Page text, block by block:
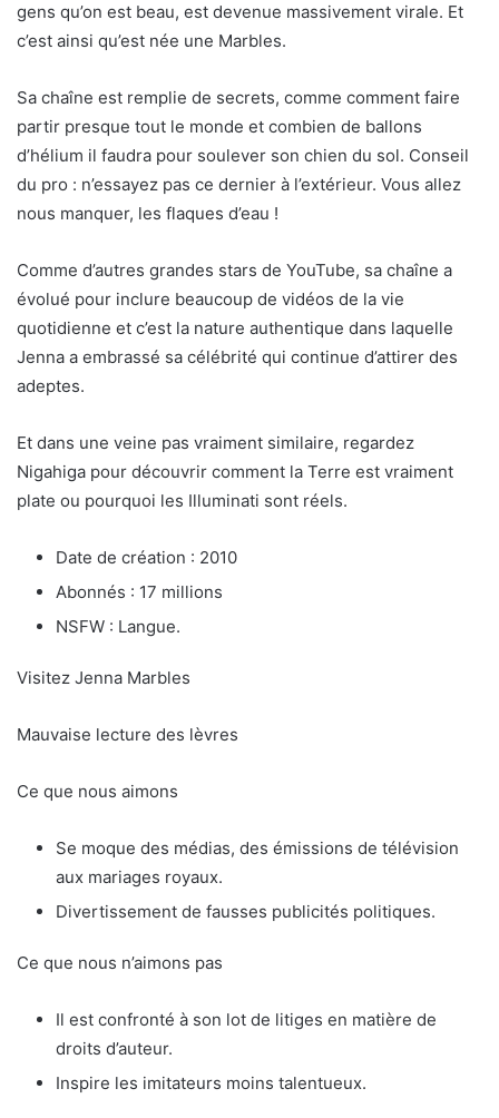
gens qu’on est beau, est devenue massivement virale. Et
c’est ainsi qu’est née une Marbles.
Sa chaîne est remplie de secrets, comme comment faire
partir presque tout le monde et combien de ballons
d’hélium il faudra pour soulever son chien du sol. Conseil
du pro : n’essayez pas ce dernier à l’extérieur. Vous allez
nous manquer, les flaques d’eau !
Comme d’autres grandes stars de YouTube, sa chaîne a
évolué pour inclure beaucoup de vidéos de la vie
quotidienne et c’est la nature authentique dans laquelle
Jenna a embrassé sa célébrité qui continue d’attirer des
adeptes.
Et dans une veine pas vraiment similaire, regardez
Nigahiga pour découvrir comment la Terre est vraiment
plate ou pourquoi les Illuminati sont réels.
Date de création : 2010
Abonnés : 17 millions
NSFW : Langue.
Visitez Jenna Marbles
Mauvaise lecture des lèvres
Ce que nous aimons
Se moque des médias, des émissions de télévision
aux mariages royaux.
Divertissement de fausses publicités politiques.
Ce que nous n’aimons pas
Il est confronté à son lot de litiges en matière de
droits d’auteur.
Inspire les imitateurs moins talentueux.